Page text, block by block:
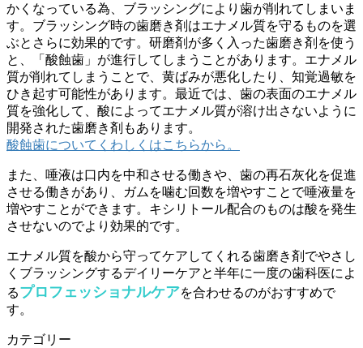
かくなっている為、ブラッシングにより歯が削れてしまいま
す。ブラッシング時の歯磨き剤はエナメル質を守るものを選
ぶとさらに効果的です。研磨剤が多く入った歯磨き剤を使う
と、「酸蝕歯」が進行してしまうことがあります。エナメル
質が削れてしまうことで、黄ばみが悪化したり、知覚過敏を
ひき起す可能性があります。最近では、歯の表面のエナメル
質を強化して、酸によってエナメル質が溶け出さないように
開発された歯磨き剤もあります。
酸蝕歯についてくわしくはこちらから。
また、唾液は口内を中和させる働きや、歯の再石灰化を促進
させる働きがあり、ガムを噛む回数を増やすことで唾液量を
増やすことができます。キシリトール配合のものは酸を発生
させないのでより効果的です。
エナメル質を酸から守ってケアしてくれる歯磨き剤でやさし
くブラッシングするデイリーケアと半年に一度の歯科医によ
るプロフェッショナルケアを合わせるのがおすすめで
す。
カテゴリー